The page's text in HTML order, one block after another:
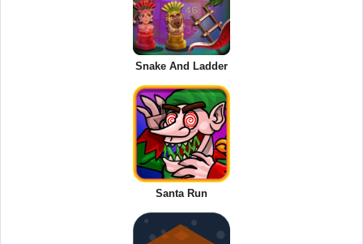
Snake And Ladder
Santa Run